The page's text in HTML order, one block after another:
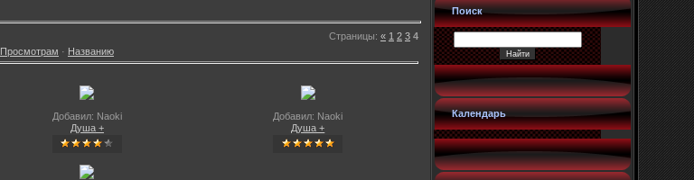
Страницы: « 1 2 3 4
Просмотрам · Названию
Добавил: Naoki
Душа +
Добавил: Naoki
Душа +
Поиск
Календарь